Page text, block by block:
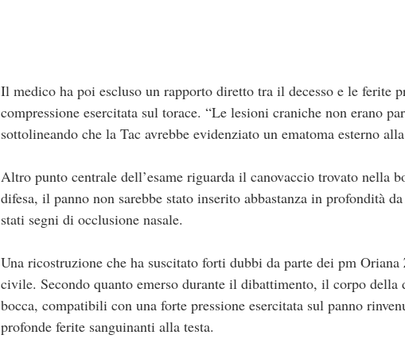
Il medico ha poi escluso un rapporto diretto tra il decesso e le ferite
compressione esercitata sul torace. “Le lesioni craniche non erano
sottolineando che la Tac avrebbe evidenziato un ematoma esterno
Altro punto centrale dell’esame riguarda il canovaccio trovato nella
difesa, il panno non sarebbe stato inserito abbastanza in profondità
stati segni di occlusione nasale.
Una ricostruzione che ha suscitato forti dubbi da parte dei pm
civile. Secondo quanto emerso durante il dibattimento, il corpo
bocca, compatibili con una forte pressione esercitata sul panno
profonde ferite sanguinanti alla testa.